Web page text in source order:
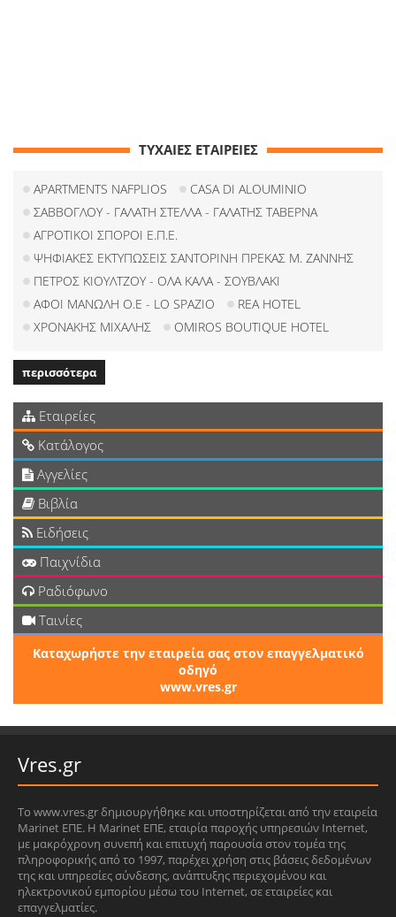
ΤΥΧΑΙΕΣ ΕΤΑΙΡΕΙΕΣ
APARTMENTS NAFPLIOS
CASA DI ALOUMINIO
ΣΑΒΒΟΓΛΟΥ - ΓΑΛΑΤΗ ΣΤΕΛΛΑ - ΓΑΛΑΤΗΣ ΤΑΒΕΡΝΑ
ΑΓΡΟΤΙΚΟΙ ΣΠΟΡΟΙ Ε.Π.Ε.
ΨΗΦΙΑΚΕΣ ΕΚΤΥΠΩΣΕΙΣ ΣΑΝΤΟΡΙΝΗ ΠΡΕΚΑΣ Μ. ΖΑΝΝΗΣ
ΠΕΤΡΟΣ ΚΙΟΥΛΤΖΟΥ - ΟΛΑ ΚΑΛΑ - ΣΟΥΒΛΑΚΙ
ΑΦΟΙ ΜΑΝΩΛΗ Ο.Ε - LO SPAZIO
REA HOTEL
ΧΡΟΝΑΚΗΣ ΜΙΧΑΛΗΣ
OMIROS BOUTIQUE HOTEL
περισσότερα
Εταιρείες
Κατάλογος
Αγγελίες
Βιβλία
Ειδήσεις
Παιχνίδια
Ραδιόφωνο
Ταινίες
Καταχωρήστε την εταιρεία σας στον επαγγελματικό
οδηγό
www.vres.gr
Vres.gr
Το www.vres.gr δημιουργήθηκε και υποστηρίζεται από την εταιρεία
Marinet ΕΠΕ. Η Marinet ΕΠΕ, εταιρία παροχής υπηρεσιών Internet,
με μακρόχρονη συνεπή και επιτυχή παρουσία στον τομέα της
πληροφορικής από το 1997, παρέχει χρήση στις βάσεις δεδομένων
της και υπηρεσίες σύνδεσης, ανάπτυξης περιεχομένου και
ηλεκτρονικού εμπορίου μέσω του Internet, σε εταιρείες και
επαγγελματίες.